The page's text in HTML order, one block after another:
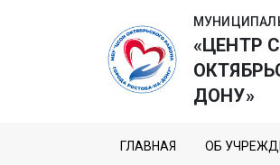
«ЦЕНТР
ДОНУ»
ГЛАВНАЯ ОБ